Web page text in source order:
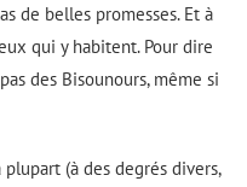
de belles promesses. Et à
qui y habitent. Pour dire
des Bisounours, même si
(à des degrés divers,